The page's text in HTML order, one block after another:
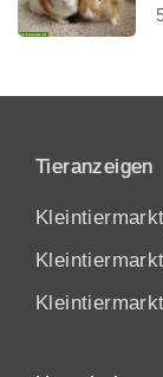
Tieranzeigen